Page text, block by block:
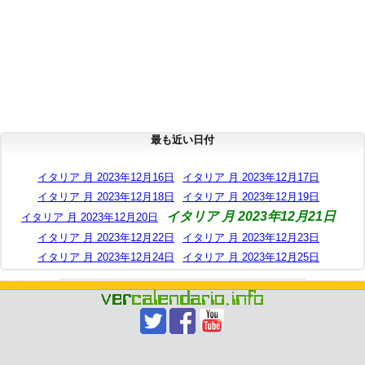
最も近い日付
イタリア 月 2023年12月16日
イタリア 月 2023年12月17日
イタリア 月 2023年12月18日
イタリア 月 2023年12月19日
イタリア 月 2023年12月20日
イタリア 月 2023年12月21日
イタリア 月 2023年12月22日
イタリア 月 2023年12月23日
イタリア 月 2023年12月24日
イタリア 月 2023年12月25日